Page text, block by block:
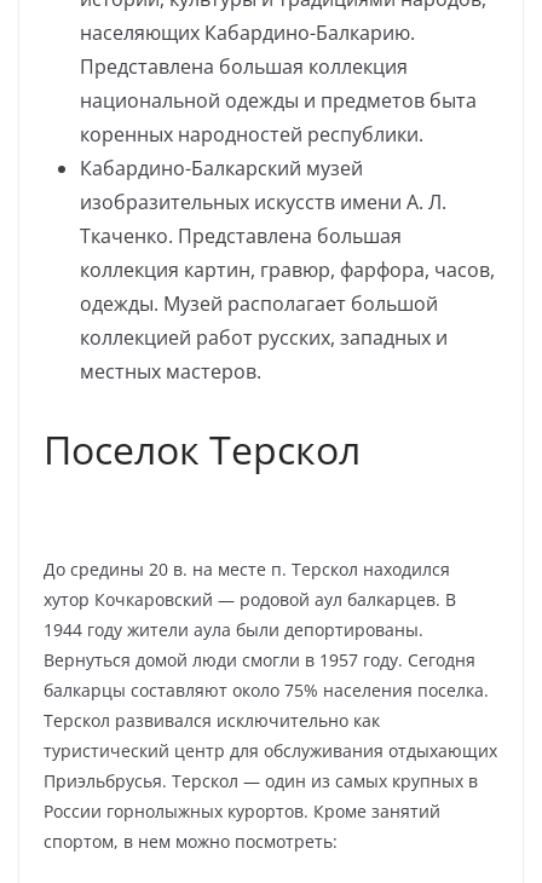
населяющих Кабардино-Балкарию.
Представлена большая коллекция
национальной одежды и предметов быта
коренных народностей республики.
Кабардино-Балкарский музей
изобразительных искусств имени А. Л.
Ткаченко. Представлена большая
коллекция картин, гравюр, фарфора, часов,
одежды. Музей располагает большой
коллекцией работ русских, западных и
местных мастеров.
Поселок Терскол
До средины 20 в. на месте п. Терскол находился
хутор Кочкаровский — родовой аул балкарцев. В
1944 году жители аула были депортированы.
Вернуться домой люди смогли в 1957 году. Сегодня
балкарцы составляют около 75% населения поселка.
Терскол развивался исключительно как
туристический центр для обслуживания отдыхающих
Приэльбрусья. Терскол — один из самых крупных в
России горнолыжных курортов. Кроме занятий
спортом, в нем можно посмотреть: